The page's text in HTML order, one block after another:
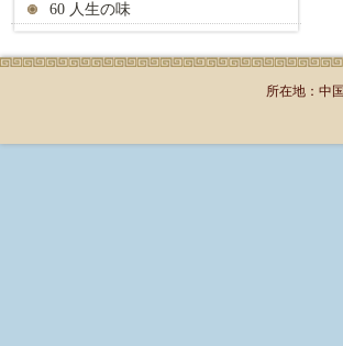
60 人生の味
所在地：中